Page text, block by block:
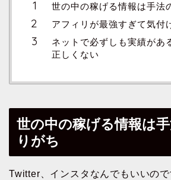
世の中の稼げる情報は手法
アフィリが最強すぎて気付
ネットで必ずしも実績があ
正しくない
世の中の稼げる情報は
りがち
Twitter、インスタなんでもいいの